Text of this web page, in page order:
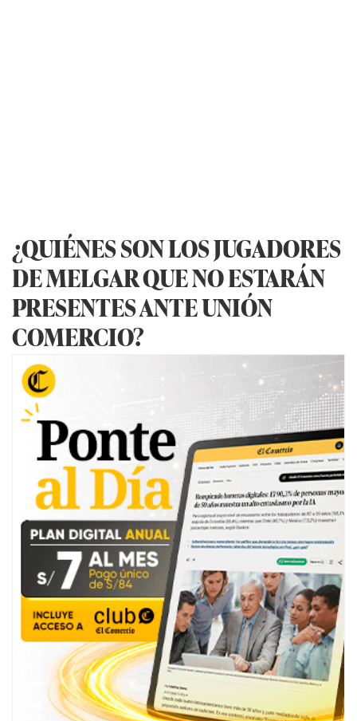
¿QUIÉNES SON LOS JUGADORES
DE MELGAR QUE NO ESTARÁN
PRESENTES ANTE UNIÓN
COMERCIO?